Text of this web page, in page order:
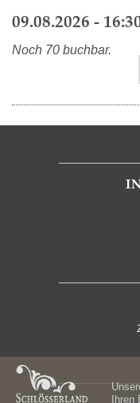
09.08.2026 -
Noch 70 buchbar.
Ihren